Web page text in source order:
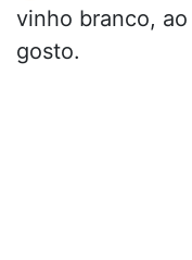
vinho branco,
gosto.